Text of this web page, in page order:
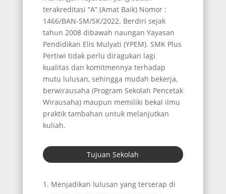
terakreditasi “A” (Amat Baik) Nomor :
1466/BAN-SM/SK/2022. Berdiri sejak
tahun 2008 dibawah naungan Yayasan
Pendidikan Elis Mulyati (YPEM). SMK Plus
Pertiwi tidak perlu diragukan lagi
kualitas dan komitmennya terhadap
mutu lulusan, sehingga mudah bekerja,
berwirausaha (Program Sekolah Pencetak
Wirausaha) maupun memiliki bekal ilmu
praktik tambahan untuk melanjutkan
kuliah.
Tujuan Sekolah
Menjadikan lulusan yang terserap di